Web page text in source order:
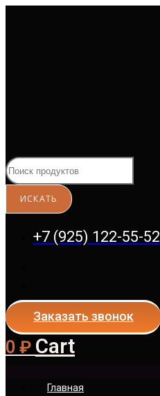
+7 (925) 122-55-52
Заказать звонок
0 ₽ Cart
Главная